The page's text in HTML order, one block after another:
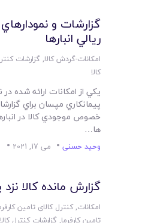
گزارشات و
ريالي انبارها
امکانات-گردش کالا,گزارشات
کالا
يکي از امکانات ارائه شده در
پيمانکاري مپسان براي
خصوص موجودي کالا در
ها…
وحید حسنی می 17, 2021
گزارش مانده کالا نزد
امکانات,کنترل کالای تامین
تامین کارفرما, گزارشات کنترل کالا